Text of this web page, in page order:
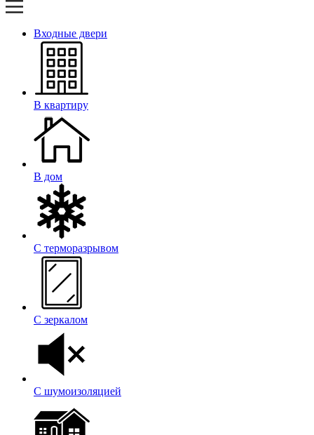
Входные двери
В квартиру
В дом
С терморазрывом
С зеркалом
С шумоизоляцией